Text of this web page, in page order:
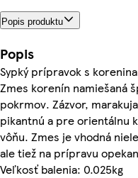
Popis produktu
Popis
Sypký prípravok s
Zmes korenín namiešaná
pokrmov. Zázvor,
pikantnú a pre orientálnu
vôňu. Zmes je vhodná
ale tiež na prípravu
Veľkosť balenia: 0.025kg